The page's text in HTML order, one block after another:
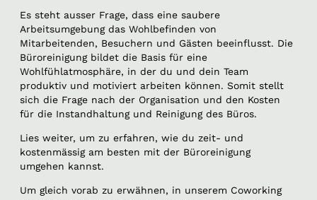
Es steht ausser Frage, dass eine saubere
Arbeitsumgebung das Wohlbefinden von
Mitarbeitenden, Besuchern und Gästen beeinflusst. Die
Büroreinigung bildet die Basis für eine
Wohlfühlatmosphäre, in der du und dein Team
produktiv und motiviert arbeiten können. Somit stellt
sich die Frage nach der Organisation und den Kosten
für die Instandhaltung und Reinigung des Büros.
Lies weiter, um zu erfahren, wie du zeit- und
kostenmässig am besten mit der Büroreinigung
umgehen kannst.
Um gleich vorab zu erwähnen, in unserem Coworking